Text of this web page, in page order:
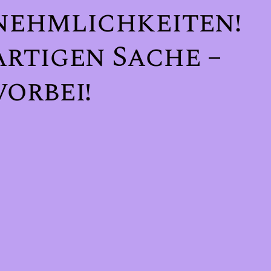
Sache –